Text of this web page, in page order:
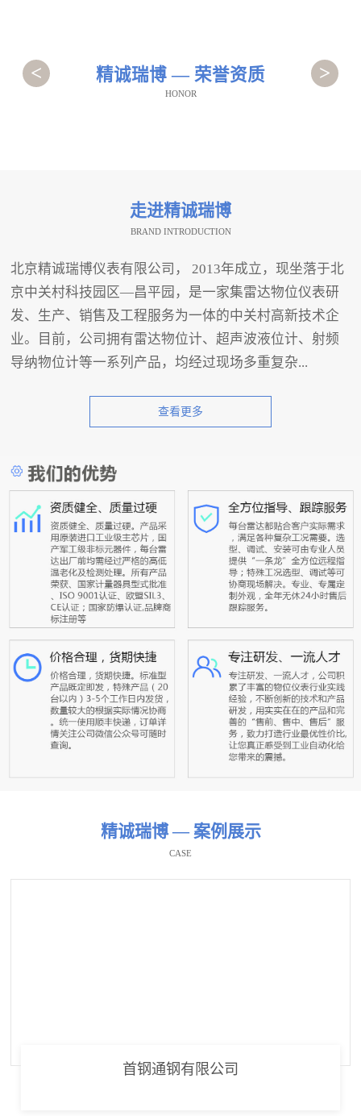
精诚瑞博 — 荣誉资质
HONOR
< >
走进精诚瑞博
BRAND INTRODUCTION
北京精诚瑞博仪表有限公司， 2013年成立，现坐落于北
京中关村科技园区—昌平园，是一家集雷达物位仪表研
发、生产、销售及工程服务为一体的中关村高新技术企
业。目前，公司拥有雷达物位计、超声波液位计、射频
导纳物位计等一系列产品，均经过现场多重复杂...
查看更多
精诚瑞博 — 案例展示
CASE
首钢通钢有限公司